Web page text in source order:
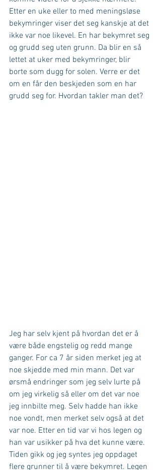
Etter en uke eller to med meningsløse
bekymringer viser det seg kanskje at det
ikke var noe likevel. En har bekymret seg
og grudd seg uten grunn. Da blir en så
lettet at uker med bekymringer, blir
borte som dugg for solen. Verre er det
om en får den beskjeden som en har
grudd seg for. Hvordan takler man det?
Jeg har selv kjent på hvordan det er å
være både engstelig og redd mange
ganger. For ca 7 år siden merket jeg at
noe skjedde med min mann. Det var
ørsmå endringer som jeg selv lurte på
om jeg virkelig så eller om det var noe
jeg innbilte meg. Selv hadde han ikke
noe vondt, men merket selv også at det
var noe. Etter en tid var vi hos legen og
han var usikker på hva det kunne være.
Tiden gikk og jeg syntes jeg oppdaget
flere grunner til å være bekymret. Legen